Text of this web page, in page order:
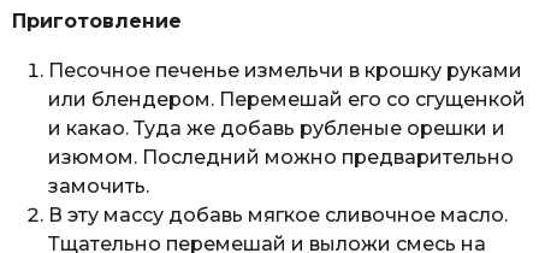
Приготовление
Песочное печенье измельчи в крошку руками
или блендером. Перемешай его со сгущенкой
и какао. Туда же добавь рубленые орешки и
изюмом. Последний можно предварительно
замочить.
В эту массу добавь мягкое сливочное масло.
Тщательно перемешай и выложи смесь на